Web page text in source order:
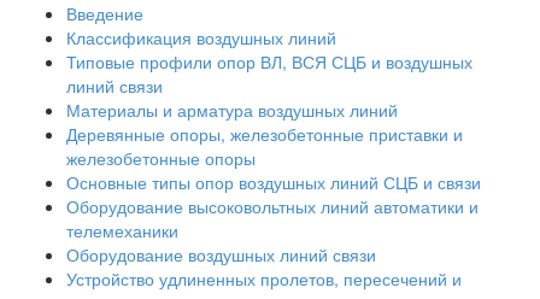
Введение
Классификация воздушных линий
Типовые профили опор ВЛ, ВСЯ СЦБ и воздушных
линий связи
Материалы и арматура воздушных линий
Деревянные опоры, железобетонные приставки и
железобетонные опоры
Основные типы опор воздушных линий СЦБ и связи
Оборудование высоковольтных линий автоматики и
телемеханики
Оборудование воздушных линий связи
Устройство удлиненных пролетов, пересечений и